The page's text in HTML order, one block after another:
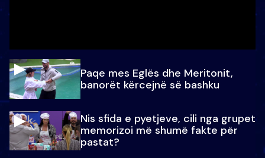
Paqe mes Eglës dhe Meritonit,
banorët kërcejnë së bashku
Nis sfida e pyetjeve, cili nga grupet
memorizoi më shumë fakte për
pastat?